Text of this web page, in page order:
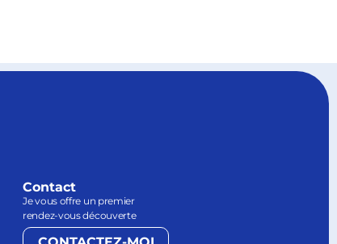
Contact
Je vous offre un premier
rendez-vous découverte